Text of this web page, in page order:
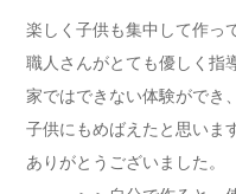
楽しく子供も集中して作っ
職人さんがとても優しく指
家ではできない体験ができ
子供にもめばえたと思いま
ありがとうございました。